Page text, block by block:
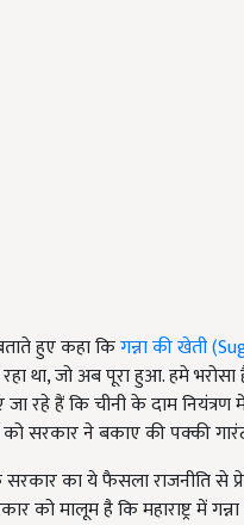
हुए कहा किगन्ना की खेती
था, जो अब पूरा हुआ. हमे भरोसा
हैं कि चीनी के दाम नियंत्रण में
सरकार ने बकाए की पक्की
का ये फैसला राजनीति से
को मालूम है कि महाराष्ट्र में